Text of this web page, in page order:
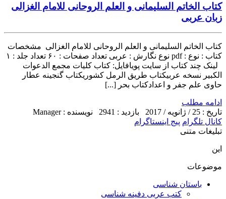
کتاب الخاتم السلیمانی و العلم الروحانی للامام الغزالی
زبان عربی
کتاب الخاتم السلیمانی و العلم الروحانی للامام الغزالی مشخصات
کتاب : نوع : pdf نوع نگارش : عربی تعداد صفحات : ۶۰ تعداد جلد : ۱
لینک چند کتاب از سایت پویافایل: کتاب کلیات مجمع الدعوات
الکبیر نسخه عربیکتاب طریق الرمل کشوریکتاب گنجینه عطار
حاوی علم جفر و اعدادکتاب بحر [...]
ادامه مطلب
تاریخ : 25 / ژانویه / 2017
بازدید : 2941
نویسنده : Manager
کانال تلگرام پیج اینستاگرام
تبلیغات متنی
این
موضوعات
باستان شناسی
کتب عربی دفینه شناسی